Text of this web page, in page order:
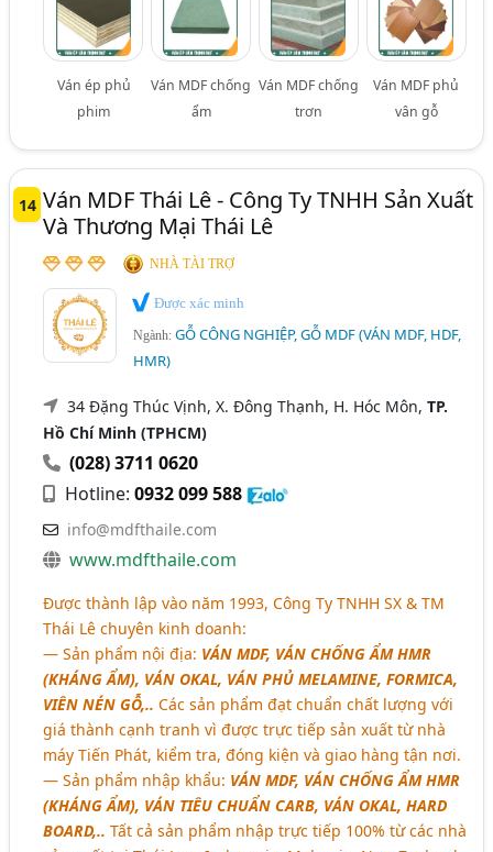
Ván ép phủ
phim
Ván MDF chống
ẩm
Ván MDF chống
trơn
Ván MDF phủ
vân gỗ
14 Ván MDF Thái Lê - Công Ty TNHH Sản Xuất
Và Thương Mại Thái Lê
NHÀ TÀI TRỢ
Được xác minh
Ngành:GỖ CÔNG NGHIỆP, GỖ MDF (VÁN MDF, HDF,
HMR)
34 Đặng Thúc Vịnh, X. Đông Thạnh, H. Hóc Môn,TP.
Hồ Chí Minh (TPHCM)
(028) 3711 0620
Hotline:0932 099 588
info@mdfthaile.com
www.mdfthaile.com
Được thành lập vào năm 1993, Công Ty TNHH SX & TM
Thái Lê chuyên kinh doanh:
― Sản phẩm nội địa: VÁN MDF, VÁN CHỐNG ẨM HMR
(KHÁNG ẨM), VÁN OKAL, VÁN PHỦ MELAMINE, FORMICA,
VIÊN NÉN GỖ,.. Các sản phẩm đạt chuẩn chất lượng với
giá thành cạnh tranh vì được trực tiếp sản xuất từ nhà
máy Tiến Phát, kiểm tra, đóng kiện và giao hàng tận nơi.
― Sản phẩm nhập khẩu: VÁN MDF, VÁN CHỐNG ẨM HMR
(KHÁNG ẨM), VÁN TIÊU CHUẨN CARB, VÁN OKAL, HARD
BOARD,.. Tất cả sản phẩm nhập trực tiếp 100% từ các nhà